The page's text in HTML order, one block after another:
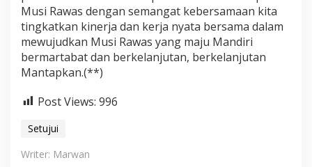
Musi Rawas dengan semangat kebersamaan kita
tingkatkan kinerja dan kerja nyata bersama dalam
mewujudkan Musi Rawas yang maju Mandiri
bermartabat dan berkelanjutan, berkelanjutan
Mantapkan.(**)
Post Views: 996
Setujui
Writer: Marwan